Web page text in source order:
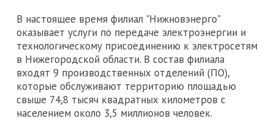
В настоящее время филиал "Нижновэнерго"
оказывает услуги по передаче электроэнергии и
технологическому присоединению к электросетям
в Нижегородской области. В состав филиала
входят 9 производственных отделений (ПО),
которые обслуживают территорию площадью
свыше 74,8 тысяч квадратных километров с
населением около 3,5 миллионов человек.